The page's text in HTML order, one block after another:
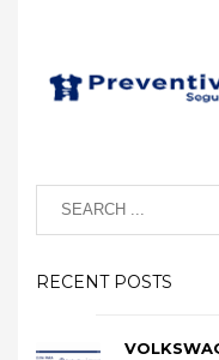
RECENT POSTS